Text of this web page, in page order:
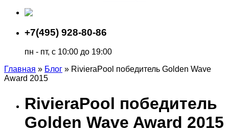
+7(495) 928-80-86
пн - пт, с 10:00 до 19:00
Главная » Блог » RivieraPool победитель Golden Wave
Award 2015
RivieraPool победитель
Golden Wave Award 2015